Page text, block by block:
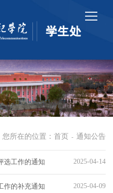
您所在的位置： 首页 - 通知公告
2025-04-14
选工作的通知
2025-04-09
作的补充通知